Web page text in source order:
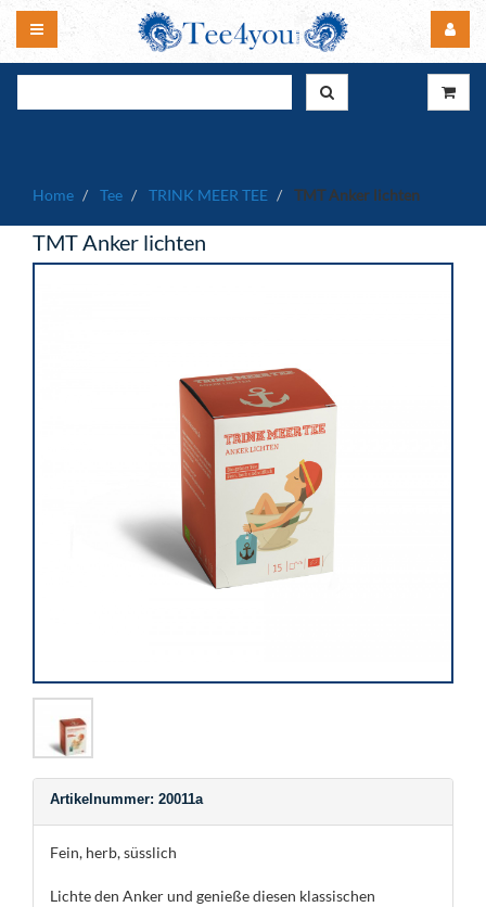
Home Tee TRINK MEER TEE TMT Anker lichten
TMT Anker lichten
Artikelnummer: 20011a
Fein, herb, süsslich
Lichte den Anker und genieße diesen klassischen